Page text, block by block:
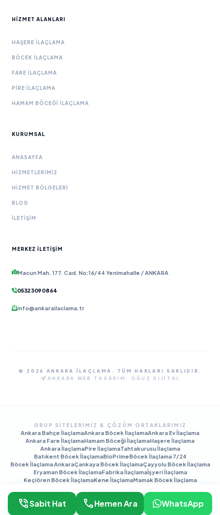
HIZMET ALANLARI
HAŞERE İLAÇLAMA
BÖCEK İLAÇLAMA
FARE İLAÇLAMA
PIRE İLAÇLAMA
HAMAM BÖCEĞI İLAÇLAMA
KURUMSAL
ANASAYFA
HIZMETLERIMIZ
HIZMET BÖLGELERI
BLOG
İLETIŞIM
MERKEZ İLETIŞIM
Macun Mah. 177. Cad. No:16/44 Yenimahalle / ANKARA
0532 309 08 64
info@ankarailaclama.tr
© 2026 ANKARA İLAÇLAMA. TÜM HAKLARI SAKLIDIR.
ANKARA WEB TASARIM:
OĞUZ DIJITAL
GRUP SITELERIMIZ & ÇÖZÜM ORTAKLARIMIZ
Ankara Bahçe İlaçlamaAnkara Böcek İlaçlamaAnkara Ev İlaçlama
Ankara Fare İlaçlamaHamam Böceği İlaçlamaHaşere İlaçlama
Ankara İlaçlamaPire İlaçlamaTahtakurusu İlaçlama
Batıkent Böcek İlaçlamaBioPrimeBöcek İlaçlama 7/24
Böcek İlaçlama AnkaraÇankaya Böcek İlaçlamaÇayyolu Böcek İlaçlama
Eryaman Böcek İlaçlamaFabrika İlaçlamaİşyeri İlaçlama
Keçiören Böcek İlaçlamaKene İlaçlamaMamak Böcek İlaçlama
phone_in_talkSabit Hat callHemen Ara WhatsApp